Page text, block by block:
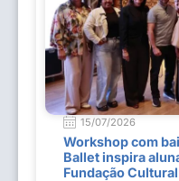
15/07/2026
Workshop com
Ballet inspira
Fundação